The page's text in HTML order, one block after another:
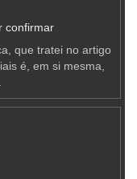
confirmar
que tratei no artigo
é, em si mesma,